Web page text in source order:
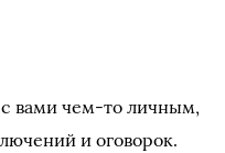
с вами чем-то личным,
и оговорок.